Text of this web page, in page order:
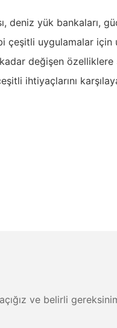
deniz yük bankaları,
çeşitli uygulamalar için
değişen özelliklere
ihtiyaçlarını
ve belirli